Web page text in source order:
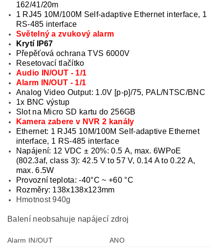
162/41/20m
1 RJ45 10M/100M Self-adaptive Ethernet interface, 1
RS-485 interface
Světelný a zvukový alarm
Krytí IP67
Přepěťová ochrana TVS 6000V
Resetovací tlačítko
Audio IN/OUT - 1/1
Alarm IN/OUT - 1/1
Analog Video Output: 1.0V [p-p]/75, PAL/NTSC/BNC
1x BNC výstup
Slot na Micro SD kartu do 256GB
Kamera zabere v NVR 2 kanály
Ethernet: 1 RJ45 10M/100M Self-adaptive Ethernet
interface, 1 RS-485 interface
Napájení: 12 VDC ± 20%: 0.5 A, max. 6WPoE
(802.3af, class 3): 42.5 V to 57 V, 0.14 A to 0.22 A,
max. 6.5W
Provozní teplota: -40°C ~ +60 °C
Rozměry: 138x138x123mm
Hmotnost 940g
Balení neobsahuje napájecí zdroj
Alarm IN/OUT
ANO